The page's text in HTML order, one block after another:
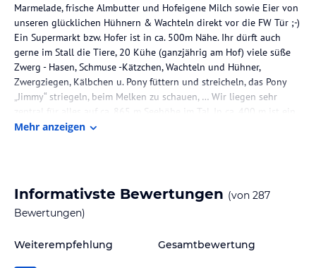
Marmelade, frische Almbutter und Hofeigene Milch sowie Eier von
unseren glücklichen Hühnern & Wachteln direkt vor die FW Tür ;-)
Ein Supermarkt bzw. Hofer ist in ca. 500m Nähe. Ihr dürft auch
gerne im Stall die Tiere, 20 Kühe (ganzjährig am Hof) viele süße
Zwerg - Hasen, Schmuse -Kätzchen, Wachteln und Hühner,
Zwergziegen, Kälbchen u. Pony füttern und streicheln, das Pony
„Jimmy“ striegeln, beim Melken zu schauen, … Wir liegen sehr
zentral für alles auf ca. 865 m Seehöhe im Tal. In ca. 400 m ist ein
Einkaufszentrum. In ca. 700m ein sehr guter Gasthof! Die Therme
begrüßen dürften! Ich freue mich von Ihnen zu hören
Die Lage des Hotels
Entfernung Schischaulkel, 200 m Langlauf - Loipe, in ca. 500 m
Einkaufszentrum.
Mehr anzeigen
Informativste Bewertungen (von 287
Bewertungen)
Weiterempfehlung Gesamtbewertung